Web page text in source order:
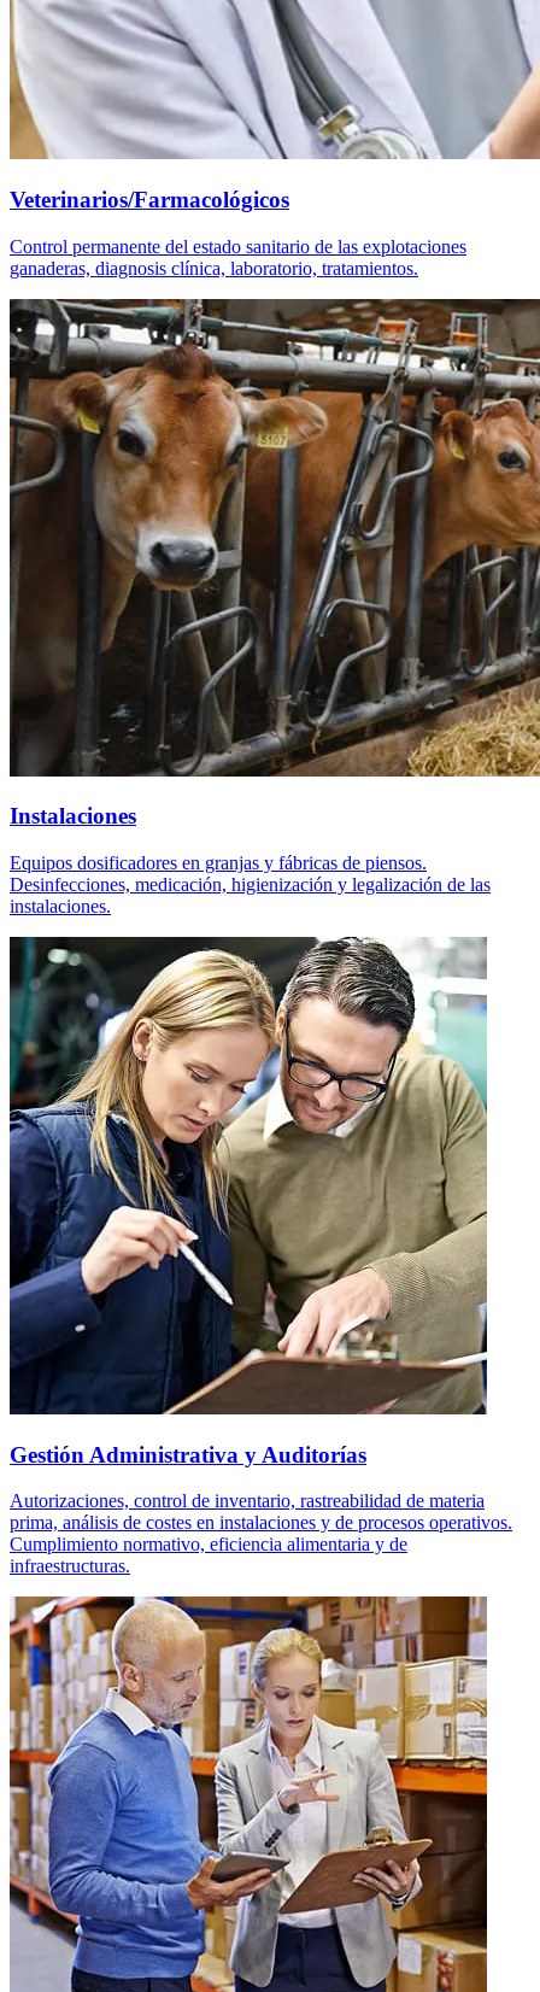
Veterinarios/Farmacológicos
Control permanente del estado sanitario de las explotaciones
ganaderas, diagnosis clínica, laboratorio, tratamientos.
Instalaciones
Equipos dosificadores en granjas y fábricas de piensos.
Desinfecciones, medicación, higienización y legalización de las
instalaciones.
Gestión Administrativa y Auditorías
Autorizaciones, control de inventario, rastreabilidad de materia
prima, análisis de costes en instalaciones y de procesos operativos.
Cumplimiento normativo, eficiencia alimentaria y de
infraestructuras.